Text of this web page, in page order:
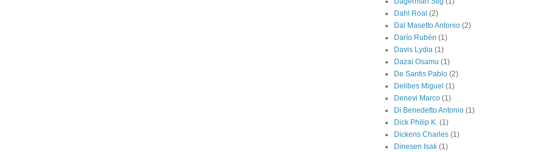
Dahl Roal (2)
Dal Masetto Antonio (2)
Darío Rubén (1)
Davis Lydia (1)
Dazai Osamu (1)
De Santis Pablo (2)
Delibes Miguel (1)
Denevi Marco (1)
Di Benedetto Antonio (1)
Dick Philip K. (1)
Dickens Charles (1)
Dinesen Isak (1)